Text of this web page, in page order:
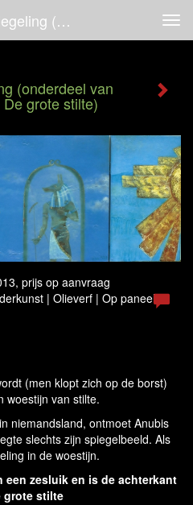
Hilde Van Eijk - Luchtspiegeling (onderdeel Van Zesluik Met De Grote Stilte)
(onderdeel van
grote stilte)
prijs op aanvraag
| Olieverf | Op paneel
(men klopt zich op de borst)
woestijn van stilte.
niemandsland, ontmoet Anubis
slechts zijn spiegelbeeld. Als
in de woestijn.
zesluik en is de achterkant
grote stilte